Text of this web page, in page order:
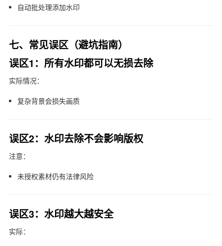
自动批处理添加水印
七、常见误区（避坑指南）
误区1：所有水印都可以无损去除
实际情况：
复杂背景会损失画质
误区2：水印去除不会影响版权
注意：
未授权素材仍有法律风险
误区3：水印越大越安全
实际：